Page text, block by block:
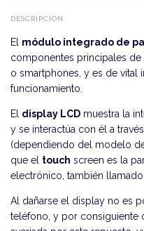
DESCRIPCIÓN
El módulo integrado de
componentes principales
o smartphones, y es de vital
funcionamiento.
El display LCD muestra la
y se interactúa con él a
(dependiendo del modelo
que el touch screen es la
electrónico, también llamado
Al dañarse el display no es
teléfono, y por consiguiente